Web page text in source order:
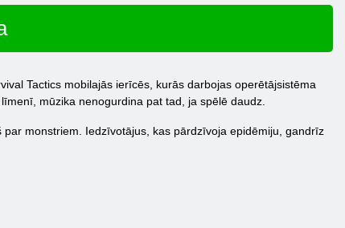
Tactics mobilajās ierīcēs, kurās darbojas operētājsistēma
mūzika nenogurdina pat tad, ja spēlē daudz.
monstriem. Iedzīvotājus, kas pārdzīvoja epidēmiju, gandrīz